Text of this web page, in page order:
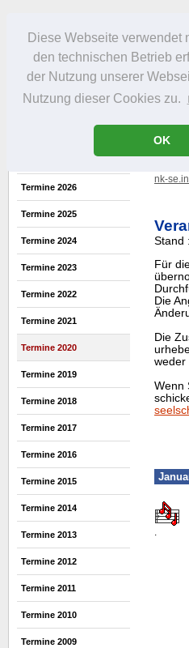
Diese Webseite verwendet
den technischen Betrieb
der Nutzung unserer
Nutzung dieser Cookies zu.
OK
Portrait Freizeit
Termine 2026
Termine 2025
Termine 2024
Termine 2023
Termine 2022
Termine 2021
Termine 2020
Termine 2019
Termine 2018
Termine 2017
Termine 2016
Termine 2015
Termine 2014
Termine 2013
Termine 2012
Termine 2011
Termine 2010
Termine 2009
nk-
Stand
Für
Die
Die
weder
Wenn
.